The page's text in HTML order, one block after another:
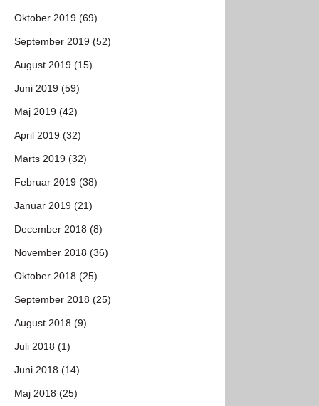
Oktober 2019 (69)
September 2019 (52)
August 2019 (15)
Juni 2019 (59)
Maj 2019 (42)
April 2019 (32)
Marts 2019 (32)
Februar 2019 (38)
Januar 2019 (21)
December 2018 (8)
November 2018 (36)
Oktober 2018 (25)
September 2018 (25)
August 2018 (9)
Juli 2018 (1)
Juni 2018 (14)
Maj 2018 (25)